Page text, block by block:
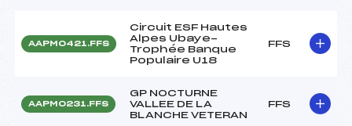
AAPM0421.FFS
Circuit ESF Hautes
Alpes Ubaye-
Trophée Banque
Populaire U18
FFS
AAPM0231.FFS
GP NOCTURNE
VALLEE DE LA
BLANCHE VETERAN
FFS